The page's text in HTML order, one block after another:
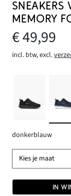
SNEAKERS
MEMORY
€ 49,99
incl. btw, excl.
donkerblauw
Kies je maat
IN